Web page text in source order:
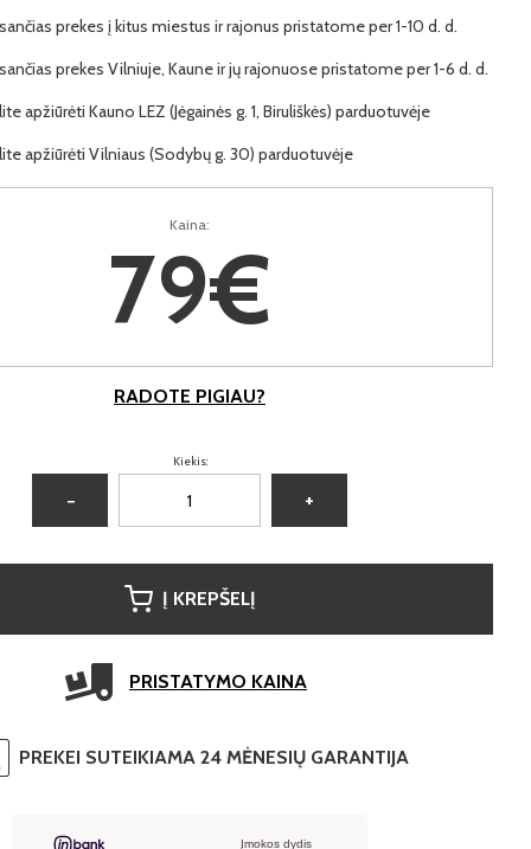
prekes į kitus miestus ir rajonus pristatome per 1-10 d. d.
prekes Vilniuje, Kaune ir jų rajonuose pristatome per 1-6 d. d.
apžiūrėti Kauno LEZ (Jėgainės g. 1, Biruliškės) parduotuvėje
apžiūrėti Vilniaus (Sodybų g. 30) parduotuvėje
Kaina:
79€
RADOTE PIGIAU?
Kiekis:
− +
Į KREPŠELĮ
PRISTATYMO KAINA
PREKEI SUTEIKIAMA 24 MĖNESIŲ GARANTIJA